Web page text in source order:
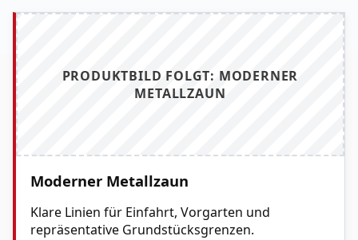
PRODUKTBILD FOLGT: MODERNER
METALLZAUN
Moderner Metallzaun
Klare Linien für Einfahrt, Vorgarten und
repräsentative Grundstücksgrenzen.